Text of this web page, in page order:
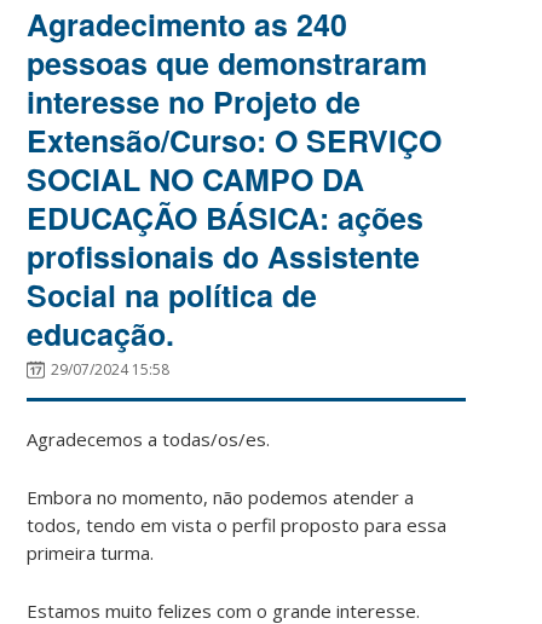
Agradecimento as 240
pessoas que demonstraram
interesse no Projeto de
Extensão/Curso: O SERVIÇO
SOCIAL NO CAMPO DA
EDUCAÇÃO BÁSICA: ações
profissionais do Assistente
Social na política de
educação.
29/07/2024 15:58
Agradecemos a todas/os/es.
Embora no momento, não podemos atender a
todos, tendo em vista o perfil proposto para essa
primeira turma.
Estamos muito felizes com o grande interesse.